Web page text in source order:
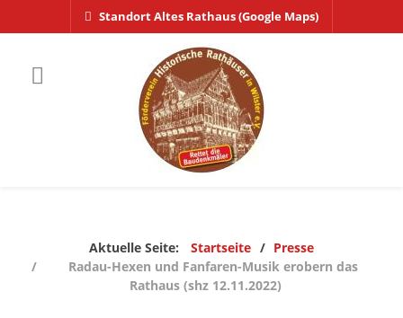
Standort Altes Rathaus (Google Maps)
Aktuelle Seite: Startseite
Presse
Radau-Hexen und Fanfaren-Musik erobern das
Rathaus (shz 12.11.2022)